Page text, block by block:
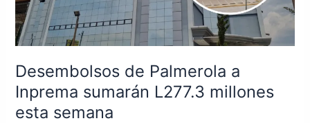
Desembolsos de Palmerola a
Inprema sumarán L277.3 millones
esta semana
esta
semana